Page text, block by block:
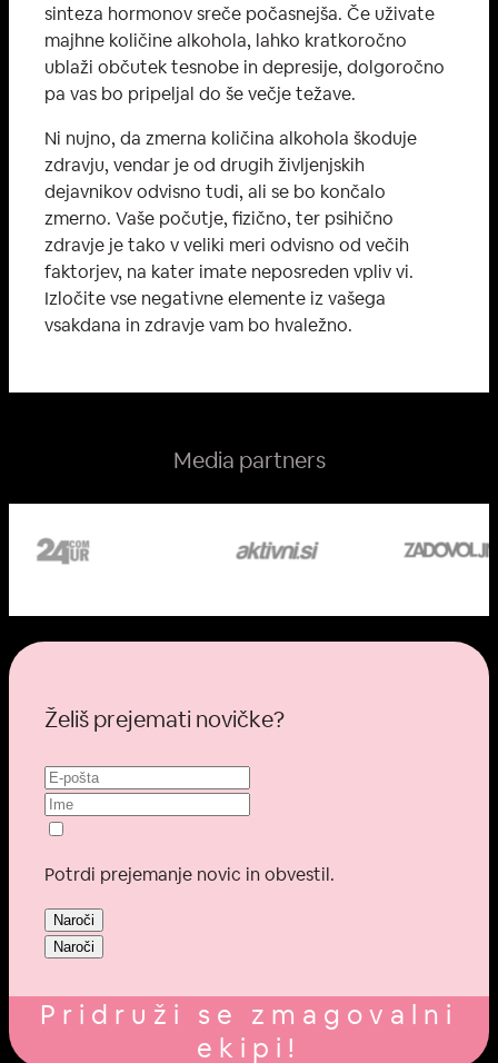
sinteza hormonov sreče počasnejša. Če uživate
majhne količine alkohola, lahko kratkoročno
ublaži občutek tesnobe in depresije, dolgoročno
pa vas bo pripeljal do še večje težave.
Ni nujno, da zmerna količina alkohola škoduje
zdravju, vendar je od drugih življenjskih
dejavnikov odvisno tudi, ali se bo končalo
zmerno. Vaše počutje, fizično, ter psihično
zdravje je tako v veliki meri odvisno od večih
faktorjev, na kater imate neposreden vpliv vi.
Izločite vse negativne elemente iz vašega
vsakdana in zdravje vam bo hvaležno.
Media partners
Želiš prejemati novičke?
Potrdi prejemanje novic in obvestil.
Naroči
Naroči
Pridruži se zmagovalni
ekipi!